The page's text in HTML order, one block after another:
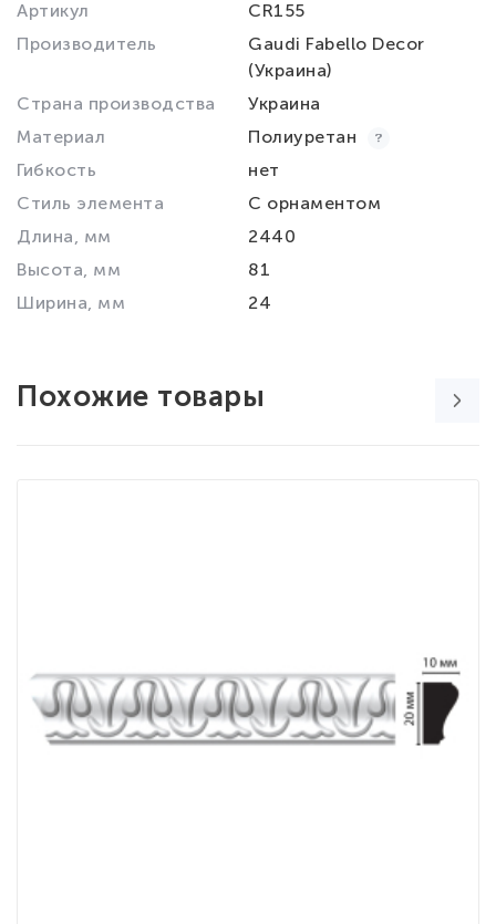
Артикул
CR155
Производитель
Gaudi Fabello Decor
(Украина)
Страна производства
Украина
Материал
Полиуретан
Гибкость
нет
Стиль элемента
С орнаментом
Длина, мм
2440
Высота, мм
81
Ширина, мм
24
Похожие товары